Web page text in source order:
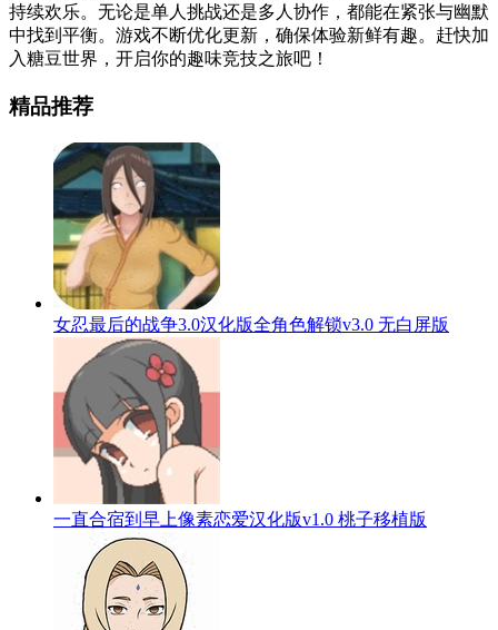
持续欢乐。无论是单人挑战还是多人协作，都能在紧张与幽默
中找到平衡。游戏不断优化更新，确保体验新鲜有趣。赶快加
入糖豆世界，开启你的趣味竞技之旅吧！
精品推荐
女忍最后的战争3.0汉化版全角色解锁v3.0 无白屏版
一直合宿到早上像素恋爱汉化版v1.0 桃子移植版